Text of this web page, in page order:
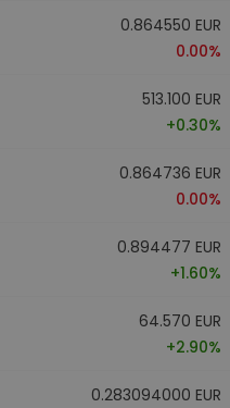
0.864550 EUR
0.00%
513.100 EUR
+0.30%
0.864736 EUR
0.00%
0.894477 EUR
+1.60%
64.570 EUR
+2.90%
0.283094000 EUR